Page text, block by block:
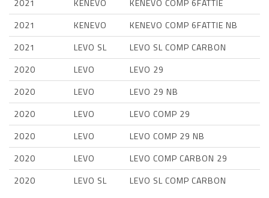
2021
KENEVO
KENEVO COMP 6FATTIE NB
2021
LEVO SL
LEVO SL COMP CARBON
2020
LEVO
LEVO 29
2020
LEVO
LEVO 29 NB
2020
LEVO
LEVO COMP 29
2020
LEVO
LEVO COMP 29 NB
2020
LEVO
LEVO COMP CARBON 29
2020
LEVO SL LEVO SL COMP CARBON